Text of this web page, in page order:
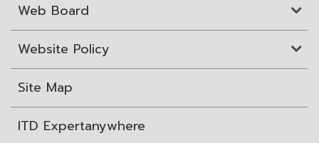
Web Board
Website Policy
Site Map
ITD Expertanywhere